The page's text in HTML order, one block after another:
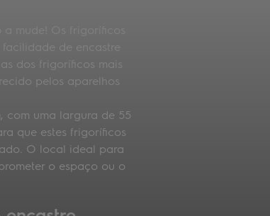
dos frigoríficos mais
pelos aparelhos
com uma largura de 55
que estes frigoríficos
O local ideal para
o espaço ou o